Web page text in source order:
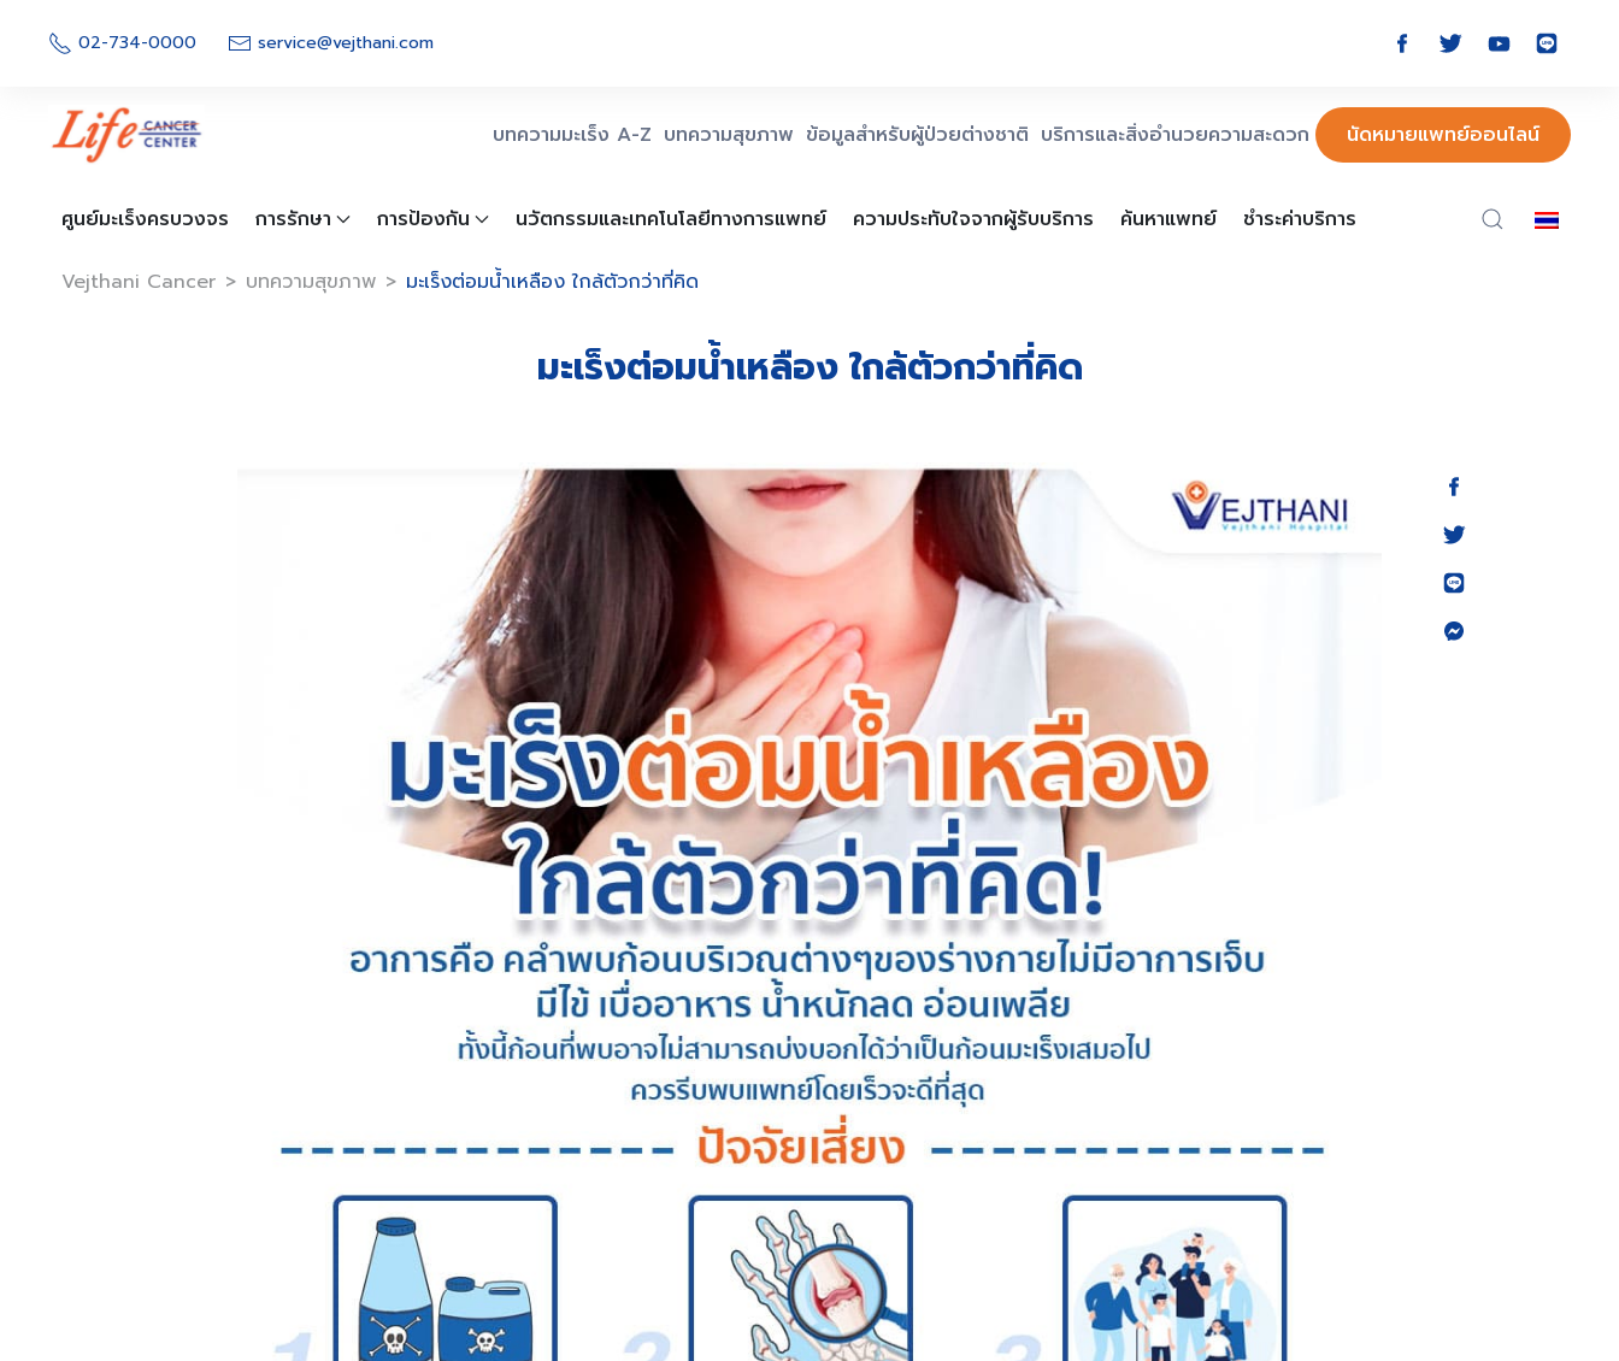
content 02-734-0000 service@vejthani.com
บทความมะเร็ง A-Z บทความสุขภาพ ข้อมูลสำหรับผู้ป่วยต่างชาติ บริการและสิ่งอำนวยความสะดวก นัดหมายแพทย์ออนไลน์
ศูนย์มะเร็งครบวงจร การรักษา การป้องกัน นวัตกรรมและเทคโนโลยีทางการแพทย์ ความประทับใจจากผู้รับบริการ ค้นหาแพทย์ ชำระค่าบริการ
Vejthani Cancer > บทความสุขภาพ > มะเร็งต่อมน้ำเหลือง ใกล้ตัวกว่าที่คิด
มะเร็งต่อมน้ำเหลือง ใกล้ตัวกว่าที่คิด